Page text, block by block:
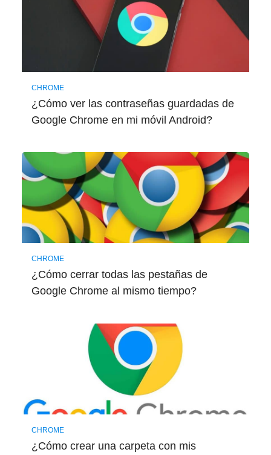
CHROME
¿Cómo ver las contraseñas guardadas de
Google Chrome en mi móvil Android?
CHROME
¿Cómo cerrar todas las pestañas de
Google Chrome al mismo tiempo?
CHROME
¿Cómo crear una carpeta con mis